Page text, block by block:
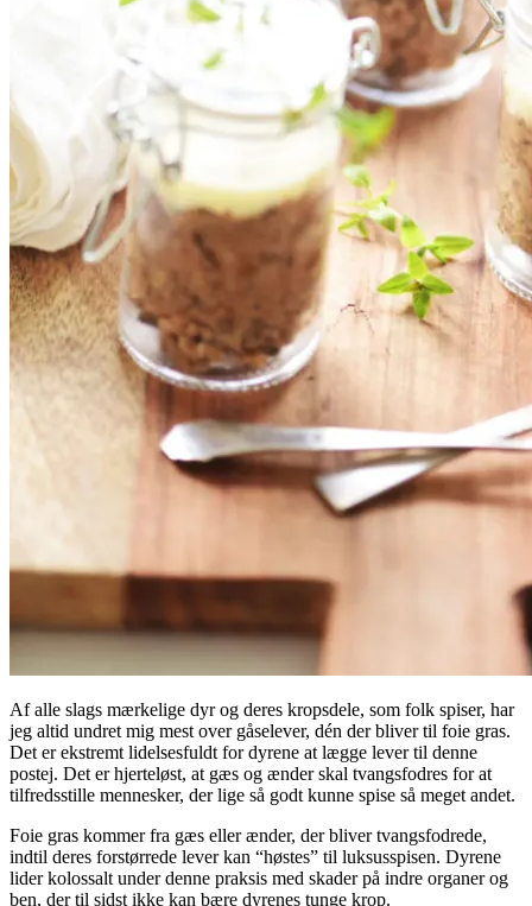
Af alle slags mærkelige dyr og deres kropsdele, som folk spiser, har
jeg altid undret mig mest over gåselever, dén der bliver til foie gras.
Det er ekstremt lidelsesfuldt for dyrene at lægge lever til denne
postej. Det er hjerteløst, at gæs og ænder skal tvangsfodres for at
tilfredsstille mennesker, der lige så godt kunne spise så meget andet.
Foie gras kommer fra gæs eller ænder, der bliver tvangsfodrede,
indtil deres forstørrede lever kan “høstes” til luksusspisen. Dyrene
lider kolossalt under denne praksis med skader på indre organer og
ben, der til sidst ikke kan bære dyrenes tunge krop.